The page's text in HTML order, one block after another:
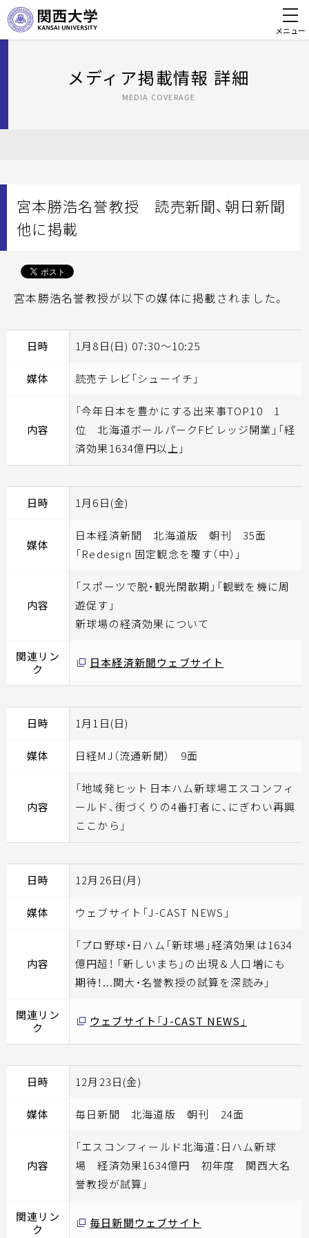
メニュー
メディア掲載情報 詳細
MEDIA COVERAGE
宮本勝浩名誉教授 読売新聞、朝日新聞
他に掲載
宮本勝浩名誉教授が以下の媒体に掲載されました。
日時 1月8日(日) 07:30～10:25
媒体 読売テレビ「シューイチ」
内容
「今年日本を豊かにする出来事TOP10 1
位 北海道ボールパークFビレッジ開業」「経
済効果1634億円以上」
日時 1月6日(金)
媒体
日本経済新聞 北海道版 朝刊 35面
「Redesign 固定観念を覆す（中）」
内容
「スポーツで脱・観光閑散期」「観戦を機に周
遊促す」
新球場の経済効果について
関連リン
ク
日本経済新聞ウェブサイト
日時 1月1日(日)
媒体 日経MJ（流通新聞） 9面
内容
「地域発ヒット――日本ハム新球場エスコンフィ
ールド、街づくりの4番打者に、にぎわい再興
ここから」
日時 12月26日(月)
媒体 ウェブサイト「J-CAST NEWS」
内容
「プロ野球・日ハム「新球場」経済効果は1634
億円超！ 「新しいまち」の出現＆人口増にも
期待！...関大・名誉教授の試算を深読み」
関連リン
ク
ウェブサイト「J-CAST NEWS」
日時 12月23日(金)
媒体 毎日新聞 北海道版 朝刊 24面
内容
「エスコンフィールド北海道：日ハム新球
場 経済効果1634億円 初年度 関西大名
誉教授が試算」
関連リン
ク
毎日新聞ウェブサイト